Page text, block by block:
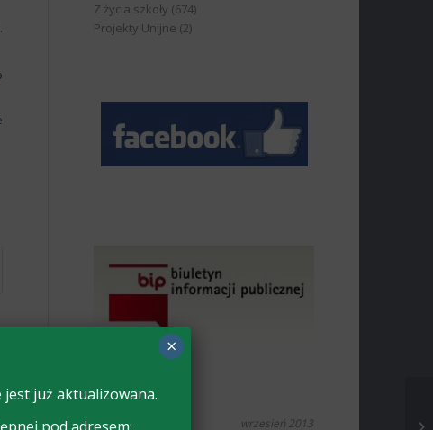
Z życia szkoły (674)
Projekty Unijne (2)
wrzesień 2013
już aktualizowana.
pod adresem:
×